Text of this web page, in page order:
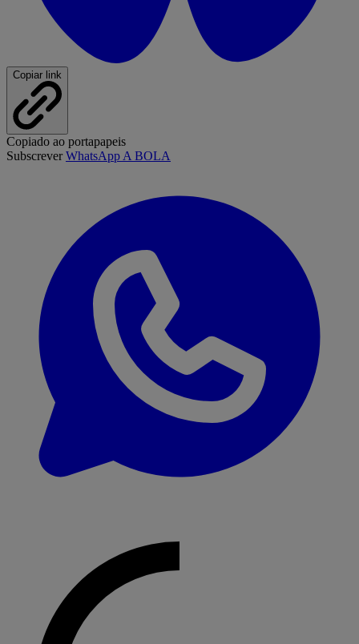
Copiar link
Copiado ao portapapeis
SubscreverWhatsApp A BOLA